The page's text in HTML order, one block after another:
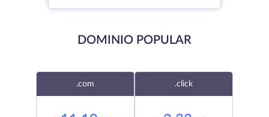
DOMINIO POPULAR
.com .click